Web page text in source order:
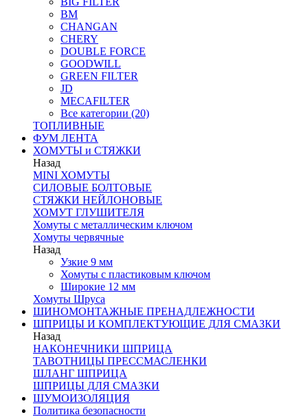
BM
CHANGAN
CHERY
DOUBLE FORCE
GOODWILL
GREEN FILTER
JD
MECAFILTER
Все категории (20)
ТОПЛИВНЫЕ
ФУМ ЛЕНТА
ХОМУТЫ и СТЯЖКИ
Назад
MINI ХОМУТЫ
СИЛОВЫЕ БОЛТОВЫЕ
СТЯЖКИ НЕЙЛОНОВЫЕ
ХОМУТ ГЛУШИТЕЛЯ
Хомуты с металлическим ключом
Хомуты червячные
Назад
Узкие 9 мм
Хомуты с пластиковым ключом
Широкие 12 мм
Хомуты Шруса
ШИНОМОНТАЖНЫЕ ПРЕНАДЛЕЖНОСТИ
ШПРИЦЫ И КОМПЛЕКТУЮЩИЕ ДЛЯ СМАЗКИ
Назад
НАКОНЕЧНИКИ ШПРИЦА
ТАВОТНИЦЫ ПРЕССМАСЛЕНКИ
ШЛАНГ ШПРИЦА
ШПРИЦЫ ДЛЯ СМАЗКИ
ШУМОИЗОЛЯЦИЯ
Политика безопасности